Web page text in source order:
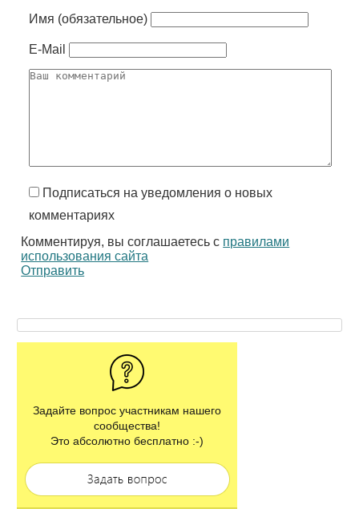
Имя (обязательное)
E-Mail
Подписаться на уведомления о новых
комментариях
Комментируя, вы соглашаетесь с правилами
использования сайта
Отправить
Задайте вопрос участникам нашего
сообщества!
Это абсолютно бесплатно :-)